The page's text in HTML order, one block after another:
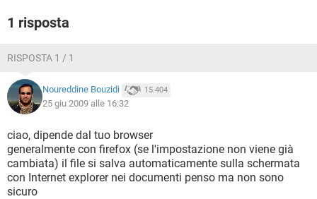
1 risposta
RISPOSTA 1 / 1
Noureddine Bouzidi 15.404
25 giu 2009 alle 16:32
ciao, dipende dal tuo browser
generalmente con firefox (se l'impostazione non viene già
cambiata) il file si salva automaticamente sulla schermata
con Internet explorer nei documenti penso ma non sono
sicuro